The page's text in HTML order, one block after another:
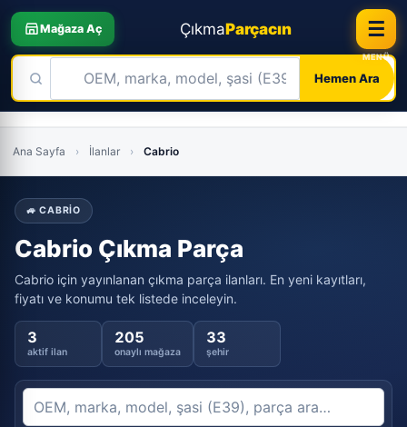
Mağaza Aç ÇıkmaParçacın
Hemen Ara
☰
to
content
Ana Sayfa › İlanlar › Cabrio
🚙 CABRIO
Cabrio Çıkma Parça
Cabrio için yayınlanan çıkma parça ilanları. En yeni kayıtları,
fiyatı ve konumu tek listede inceleyin.
3
aktif ilan
205
onaylı mağaza
33
şehir